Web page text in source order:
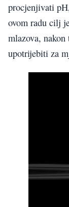
procjenjivati
ovom radu cilj
mlazova,
upotrijebiti za